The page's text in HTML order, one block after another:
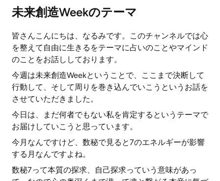
未来創造Weekのテーマ
皆さんこんにちは、なるみです。このチャンネルでは心
を整えて自由に生きるをテーマに占いのことやマインド
のことをお話ししております。
今週は未来創造Weekということで、ここまで決断して
行動して、そして周りを巻き込んでいこうというお話を
させていただきました。
今日は、まだ何者でもない私を肯定するというテーマで
お届けしていこうと思っています。
今月なんですけど、数秘で見ると7のエネルギーが影響
する月なんですよね。
数秘7って本質の探求、自己探求っていう意味があっ